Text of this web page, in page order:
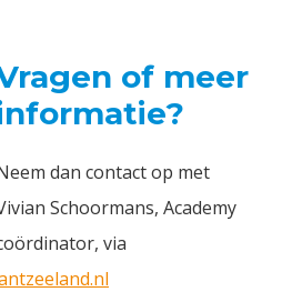
of meer
dan contact op met
Schoormans, Academy
via